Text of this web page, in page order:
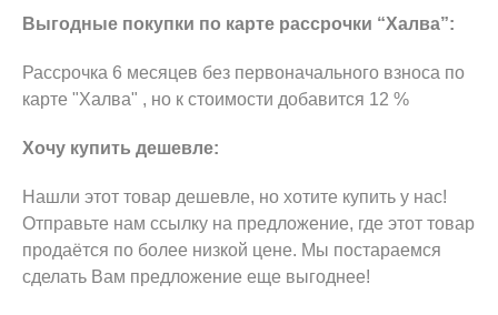
Выгодные покупки по карте рассрочки “Халва”:
Рассрочка 6 месяцев без первоначального взноса по
карте "Халва" , но к стоимости добавится 12 %
Хочу купить дешевле:
Нашли этот товар дешевле, но хотите купить у нас!
Отправьте нам ссылку на предложение, где этот товар
продаётся по более низкой цене. Мы постараемся
сделать Вам предложение еще выгоднее!